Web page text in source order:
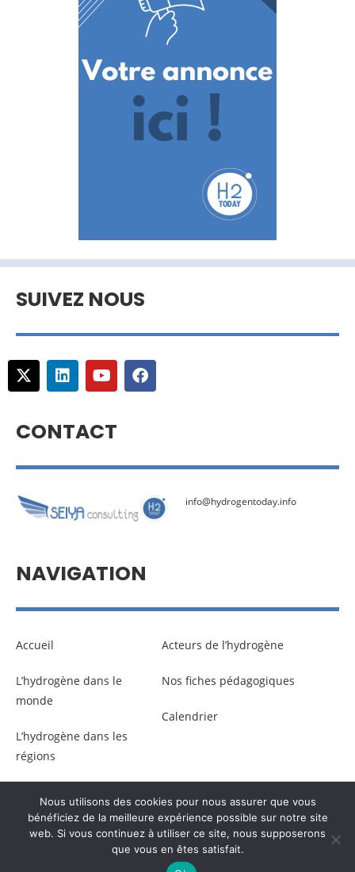
SUIVEZ NOUS
CONTACT
info@hydrogentoday.info
NAVIGATION
Accueil
L’hydrogène dans le
monde
L’hydrogène dans les
régions
Acteurs de l’hydrogène
Nos fiches pédagogiques
Calendrier
© Copyright –Communicaweb 2026
Gestion des données personnelles
Nous utilisons des cookies pour nous assurer que vous
bénéficiez de la meilleure expérience possible sur notre site
web. Si vous continuez à utiliser ce site, nous supposerons
que vous en êtes satisfait.